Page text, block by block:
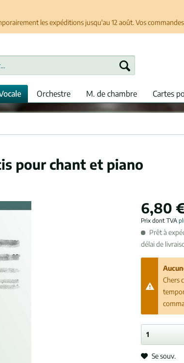
les expéditions jusqu'au 12 août. Vos
Orchestre M. de chambre Cartes
pour chant et piano
6,80
Prix dont TVA
Prêt à
délai de
Chers
Se souv.